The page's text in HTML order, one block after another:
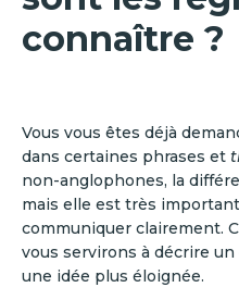
connaître ?
Vous vous êtes déjà
dans certaines phrases et
non-anglophones, la
mais elle est très
communiquer clairement.
vous servirons à décrire
une idée plus éloignée.